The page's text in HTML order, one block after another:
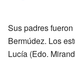
Sus padres
Bermúdez. Los
Lucía (Edo.